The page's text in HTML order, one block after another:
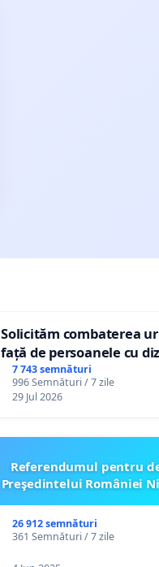
Solicităm combaterea
față de persoanele cu
7 743 semnături
996 Semnături / 7 zile
29 Jul 2026
Referendumul pentru
Preşedintelui României
26 912 semnături
361 Semnături / 7 zile